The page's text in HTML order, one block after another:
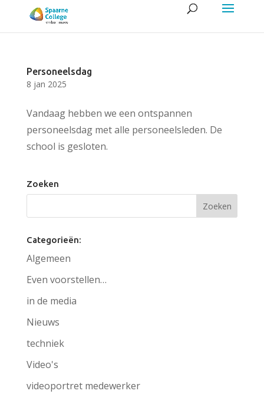
Personeelsdag
8 jan 2025
Vandaag hebben we een ontspannen
personeelsdag met alle personeelsleden. De
school is gesloten.
Zoeken
Categorieën:
Algemeen
Even voorstellen…
in de media
Nieuws
techniek
Video's
videoportret medewerker